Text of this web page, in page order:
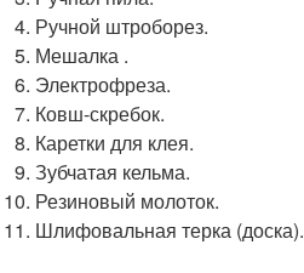
Ручной штроборез.
Мешалка .
Электрофреза.
Ковш-скребок.
Каретки для клея.
Зубчатая кельма.
Резиновый молоток.
Шлифовальная терка (доска).